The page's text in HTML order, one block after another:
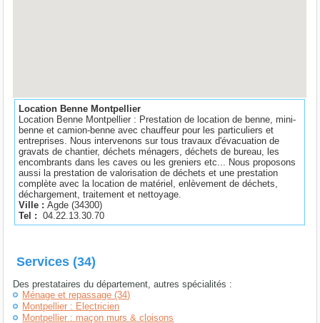
Location Benne Montpellier
Location Benne Montpellier : Prestation de location de benne, mini-
benne et camion-benne avec chauffeur pour les particuliers et
entreprises. Nous intervenons sur tous travaux d'évacuation de
gravats de chantier, déchets ménagers, déchets de bureau, les
encombrants dans les caves ou les greniers etc... Nous proposons
aussi la prestation de valorisation de déchets et une prestation
complète avec la location de matériel, enlèvement de déchets,
déchargement, traitement et nettoyage.
Ville :Agde(34300)
Tel :
04.22.13.30.70
Services (34)
Des prestataires du département, autres spécialités :
Ménage et repassage (34)
Montpellier : Electricien
Montpellier : maçon murs & cloisons